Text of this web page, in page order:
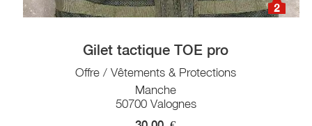
2
Gilet tactique TOE pro
Offre / Vêtements & Protections
Manche
50700 Valognes